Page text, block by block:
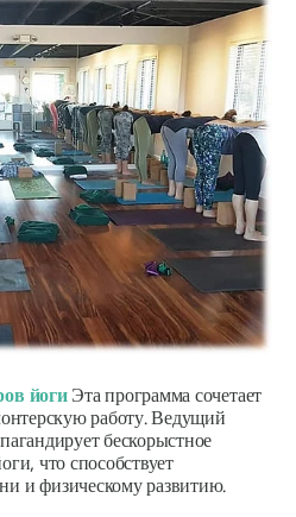
йогиЭта программа сочетает
работу. Ведущий
бескорыстное
что способствует
и физическому развитию.